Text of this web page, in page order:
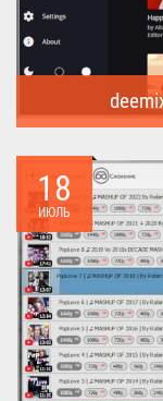
18
ИЮЛЬ